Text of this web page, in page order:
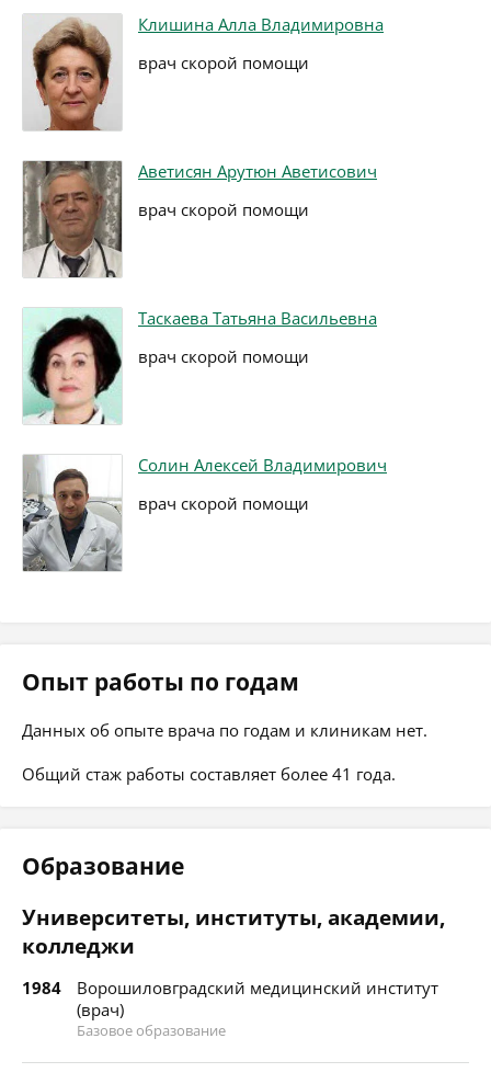
Клишина Алла Владимировна
врач скорой помощи
Аветисян Арутюн Аветисович
врач скорой помощи
Таскаева Татьяна Васильевна
врач скорой помощи
Солин Алексей Владимирович
врач скорой помощи
Опыт работы по годам
Данных об опыте врача по годам и клиникам нет.
Общий стаж работы составляет более 41 года.
Образование
Университеты, институты, академии,
колледжи
1984
Ворошиловградский медицинский институт
(врач)
Базовое образование